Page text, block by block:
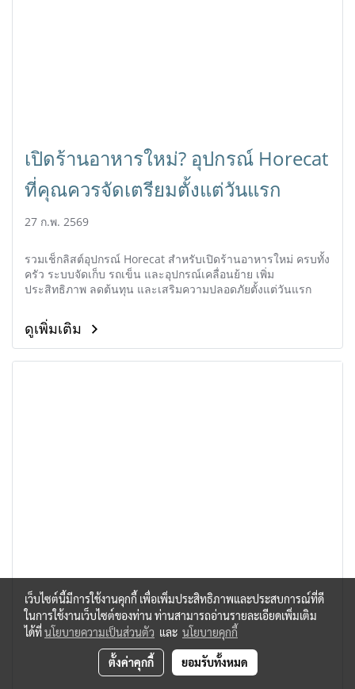
เปิดร้านอาหารใหม่? อุปกรณ์ Horecat
ที่คุณควรจัดเตรียมตั้งแต่วันแรก
27 ก.พ. 2569
รวมเช็กลิสต์อุปกรณ์ Horecat สำหรับเปิดร้านอาหารใหม่ ครบทั้ง
ครัว ระบบจัดเก็บ รถเข็น และอุปกรณ์เคลื่อนย้าย เพิ่ม
ประสิทธิภาพ ลดต้นทุน และเสริมความปลอดภัยตั้งแต่วันแรก
ดูเพิ่มเติม
เว็บไซต์นี้มีการใช้งานคุกกี้ เพื่อเพิ่มประสิทธิภาพและประสบการณ์ที่ดี
ในการใช้งานเว็บไซต์ของท่าน ท่านสามารถอ่านรายละเอียดเพิ่มเติม
ได้ที่นโยบายความเป็นส่วนตัว และ นโยบายคุกกี้
ตั้งค่าคุกกี้ ยอมรับทั้งหมด